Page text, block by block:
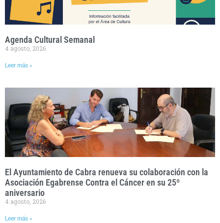
Agenda Cultural Semanal
4 agosto, 2026
Leer más »
El Ayuntamiento de Cabra renueva su colaboración con la
Asociación Egabrense Contra el Cáncer en su 25º
aniversario
4 agosto, 2026
Leer más »